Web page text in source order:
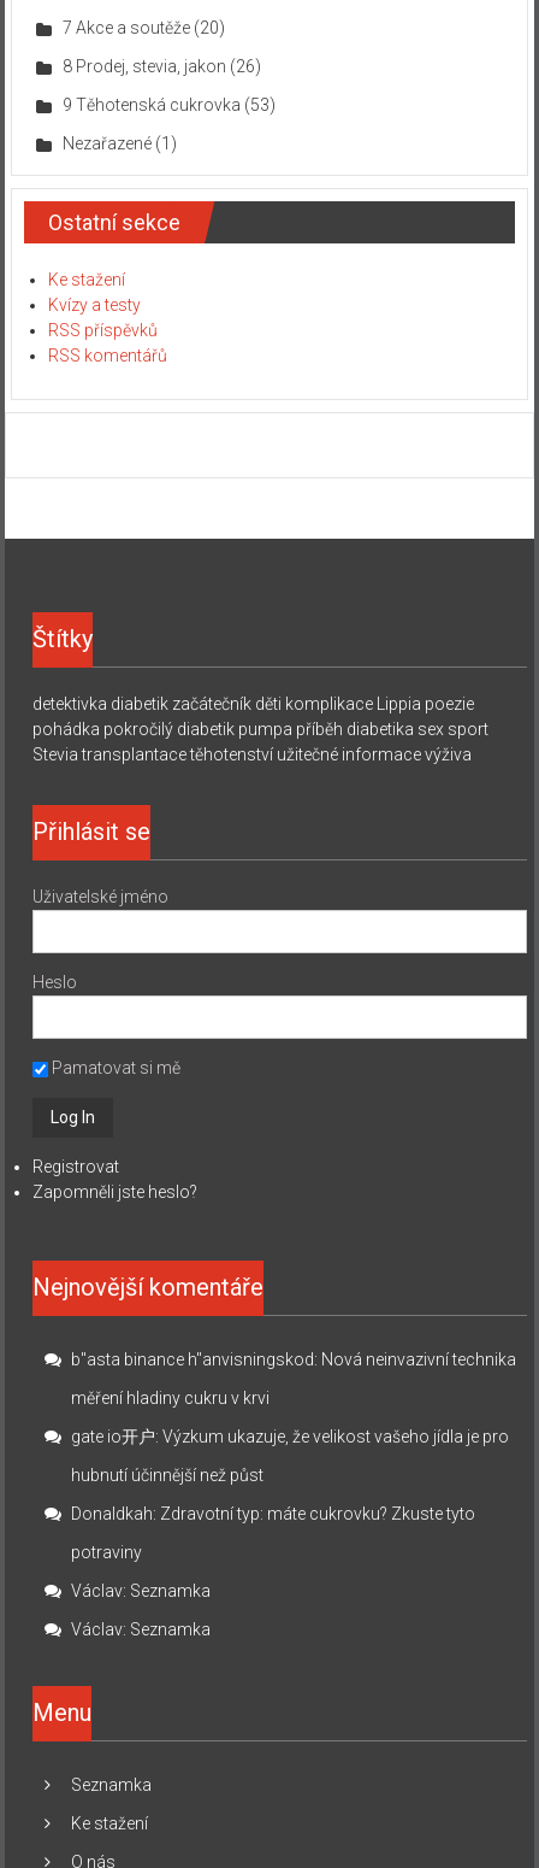
7 Akce a soutěže(20)
8 Prodej, stevia, jakon (26)
9 Těhotenská cukrovka (53)
Nezařazené(1)
Ostatní sekce
Ke stažení
Kvízy a testy
RSS příspěvků
RSS komentářů
Štítky
detektivka diabetik začátečník děti komplikace Lippia poezie
pohádka pokročilý diabetik pumpa příběh diabetika sex sport
Stevia transplantace těhotenství užitečné informace výživa
Přihlásit se
Uživatelské jméno
Heslo
Pamatovat si mě
Registrovat
Zapomněli jste heslo?
Nejnovější komentáře
b"asta binance h"anvisningskod: Nová neinvazivní technika
měření hladiny cukru v krvi
gate io开户:Výzkum ukazuje, že velikost vašeho jídla je pro
hubnutí účinnější než půst
Donaldkah: Zdravotní typ: máte cukrovku? Zkuste tyto
potraviny
Václav: Seznamka
Václav: Seznamka
Menu
Seznamka
Ke stažení
O nás